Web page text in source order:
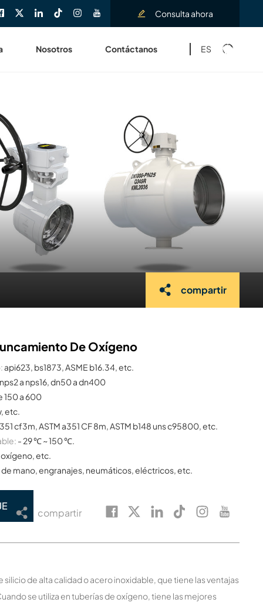
Consulta ahora
Nosotros Contáctanos ES
compartir
De Oxígeno
api623, bs1873, ASME b16.34, etc.
nps2 a nps16, dn50 a dn400
150 a 600
etc.
cf3m, ASTM a351 CF 8m, ASTM b148 uns c95800, etc.
- 29 ℃ ~ 150 ℃.
oxígeno, etc.
mano, engranajes, neumáticos, eléctricos, etc.
compartir
de alta calidad o acero inoxidable, que tiene las ventajas
se utiliza en tuberías de oxígeno, tiene las mejores